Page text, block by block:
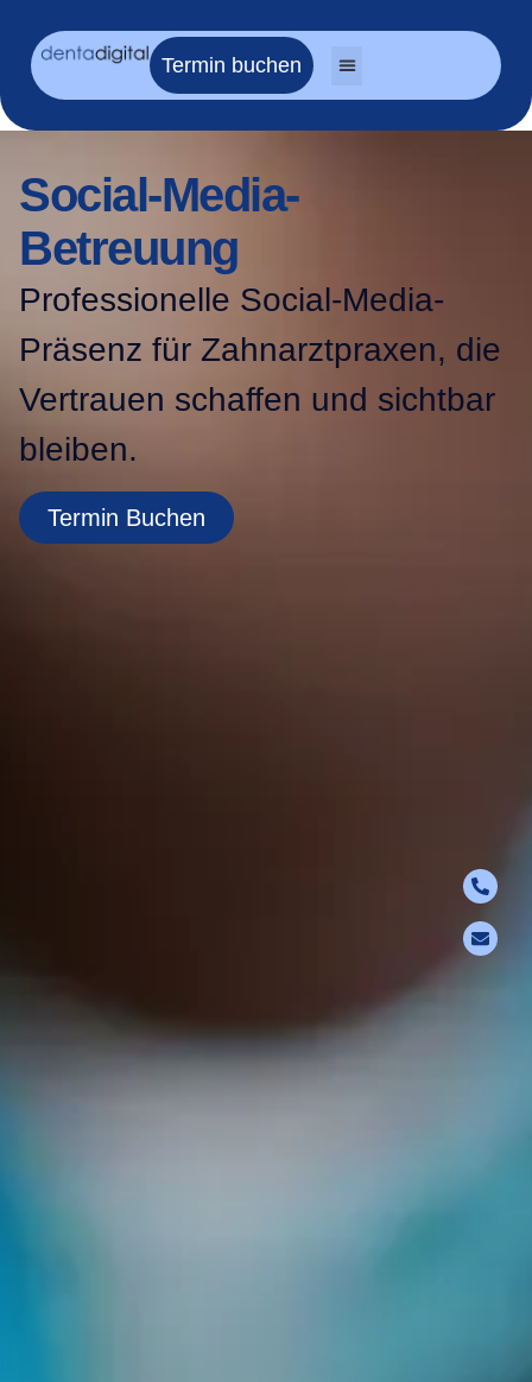
Termin buchen
Social-Media-
Betreuung
Professionelle Social-Media-
Präsenz für Zahnarztpraxen, die
Vertrauen schaffen und sichtbar
bleiben.
Termin Buchen